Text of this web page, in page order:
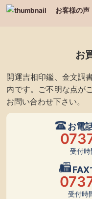
お客様の声
お
開運吉相印鑑、金文調
内です。ご不明な点が
お問い合わせ下さい。
お電
受付時
FAX
受付時